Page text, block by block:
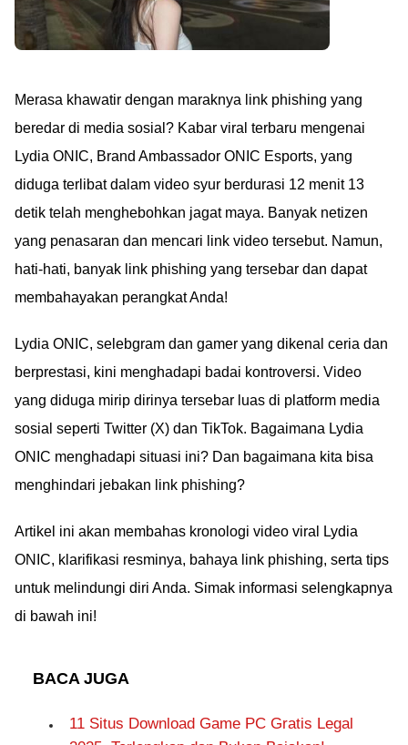
Merasa khawatir dengan maraknya link phishing yang
beredar di media sosial? Kabar viral terbaru mengenai
Lydia ONIC, Brand Ambassador ONIC Esports, yang
diduga terlibat dalam video syur berdurasi 12 menit 13
detik telah menghebohkan jagat maya. Banyak netizen
yang penasaran dan mencari link video tersebut. Namun,
hati-hati, banyak link phishing yang tersebar dan dapat
membahayakan perangkat Anda!
Lydia ONIC, selebgram dan gamer yang dikenal ceria dan
berprestasi, kini menghadapi badai kontroversi. Video
yang diduga mirip dirinya tersebar luas di platform media
sosial seperti Twitter (X) dan TikTok. Bagaimana Lydia
ONIC menghadapi situasi ini? Dan bagaimana kita bisa
menghindari jebakan link phishing?
Artikel ini akan membahas kronologi video viral Lydia
ONIC, klarifikasi resminya, bahaya link phishing, serta tips
untuk melindungi diri Anda. Simak informasi selengkapnya
di bawah ini!
BACA JUGA
11 Situs Download Game PC Gratis Legal